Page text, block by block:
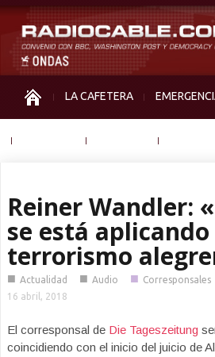
LA CAFETERA
Reiner Wandler:
se está
terrorismo
■ Actualidad ■ Audio ■ Corresponsales
16 abril, 2018
El corresponsal de Die Tageszeitung
coincidiendo con el inicio del juicio de